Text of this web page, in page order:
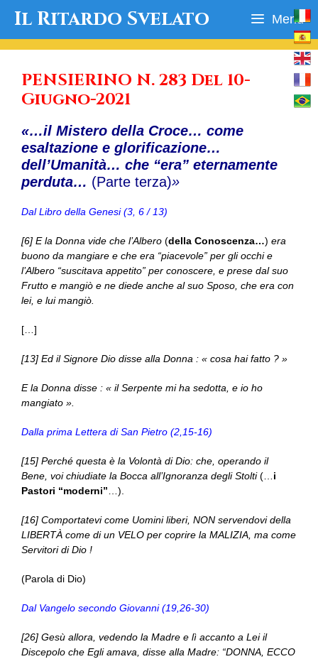
Il Ritardo Svelato Menu
PENSIERINO N. 283 Del 10-
Giugno-2021
«…il Mistero della Croce… come
esaltazione e glorificazione…
dell’Umanità… che “era” eternamente
perduta… (Parte terza)»
Dal Libro della Genesi (3, 6 / 13)
[6] E la Donna vide che l’Albero (della Conoscenza…) era
buono da mangiare e che era “piacevole” per gli occhi e
l’Albero “suscitava appetito” per conoscere, e prese dal suo
Frutto e mangiò e ne diede anche al suo Sposo, che era con
lei, e lui mangiò.
[…]
[13] Ed il Signore Dio disse alla Donna : « cosa hai fatto ? »
E la Donna disse : « il Serpente mi ha sedotta, e io ho
mangiato ».
Dalla prima Lettera di San Pietro (2,15-16)
[15] Perché questa è la Volontà di Dio: che, operando il
Bene, voi chiudiate la Bocca all’Ignoranza degli Stolti(… i
Pastori “moderni” …).
[16] Comportatevi come Uomini liberi, NON servendovi della
LIBERTÀ come di un VELO per coprire la MALIZIA, ma come
Servitori di Dio !
(Parola di Dio)
Dal Vangelo secondo Giovanni (19,26-30)
[26] Gesù allora, vedendo la Madre e lì accanto a Lei il
Discepolo che Egli amava, disse alla Madre: “DONNA, ECCO